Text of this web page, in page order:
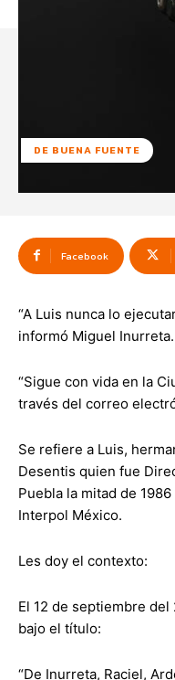
DE BUENA FUENTE
Facebook
“A Luis nunca lo
informó Miguel Inurreta.
“Sigue con vida en la
través del correo
Se refiere a Luis,
Desentis quien fue
Puebla la mitad de
Interpol México.
Les doy el contexto:
El 12 de septiembre
bajo el título:
“De Inurreta, Raciel,